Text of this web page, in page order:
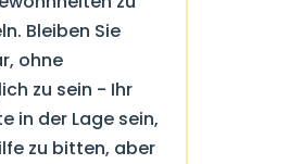
Bleiben Sie
ohne
zu sein - Ihr
in der Lage sein,
zu bitten, aber